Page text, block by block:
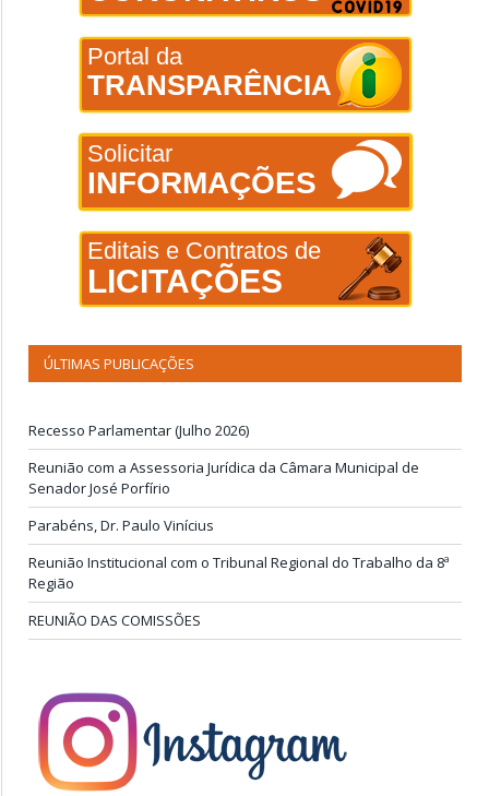
Portal da
TRANSPARÊNCIA
Solicitar
INFORMAÇÕES
Editais e Contratos de
LICITAÇÕES
ÚLTIMAS PUBLICAÇÕES
Recesso Parlamentar (Julho 2026)
Reunião com a Assessoria Jurídica da Câmara Municipal de
Senador José Porfírio
Parabéns, Dr. Paulo Vinícius
Reunião Institucional com o Tribunal Regional do Trabalho da 8ª
Região
REUNIÃO DAS COMISSÕES